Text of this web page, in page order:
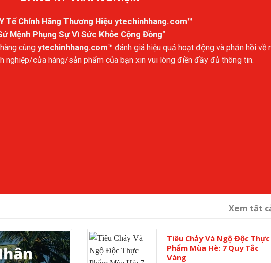
Tế Chính Hãng Thương Hiệu ytechinhhang.com™
Mệnh Phụng Sự Vì Sức Khỏe Cộng Đồng"
cùngytechinhhang.com™đánh giá hiệu quả hoạt động và phản hồi về
nghiệp/cửa hàng/sản phẩm của bạn xin vui lòng điền đầy đủ thông tin.
Xem tất
Tiêu Chảy Và Ngộ Độc Thực
Phẩm Mùa Hè: 7 Quy Tắc
Vàng